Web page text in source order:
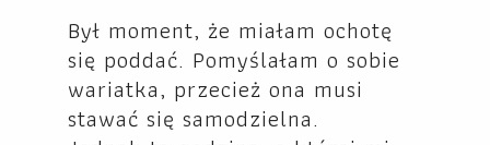
Był moment, że miałam ochotę
się poddać. Pomyślałam o sobie
wariatka, przecież ona musi
stawać się samodzielna.